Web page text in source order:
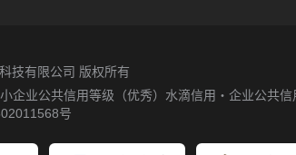
技有限公司 版权所有
企业公共信用等级（优秀） 水滴信用・企业公共信
号